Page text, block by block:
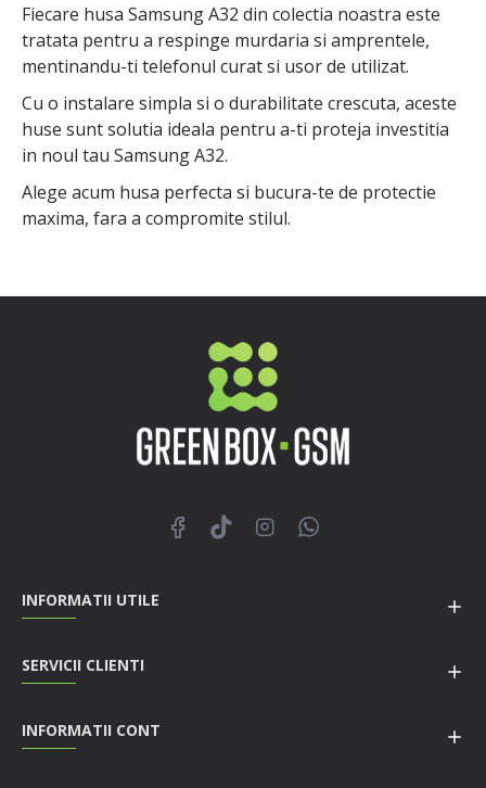
Fiecare husa Samsung A32 din colectia noastra este
tratata pentru a respinge murdaria si amprentele,
mentinandu-ti telefonul curat si usor de utilizat.
Cu o instalare simpla si o durabilitate crescuta, aceste
huse sunt solutia ideala pentru a-ti proteja investitia
in noul tau Samsung A32.
Alege acum husa perfecta si bucura-te de protectie
maxima, fara a compromite stilul.
INFORMATII UTILE
SERVICII CLIENTI
INFORMATII CONT